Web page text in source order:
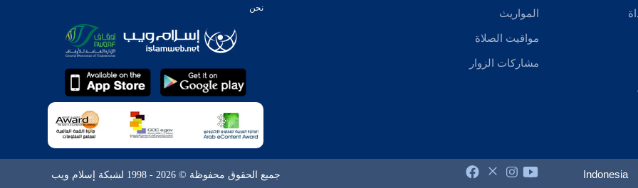
المواريث
مواقيت الصلاة
مشاركات الزوار
نحن
Indonesia جميع الحقوق محفوظة © 2026 - 1998 لشبكة إسلام ويب